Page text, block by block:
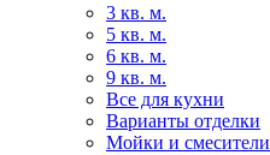
3 кв. м.
5 кв. м.
6 кв. м.
9 кв. м.
Все для кухни
Варианты отделки
Мойки и смесители